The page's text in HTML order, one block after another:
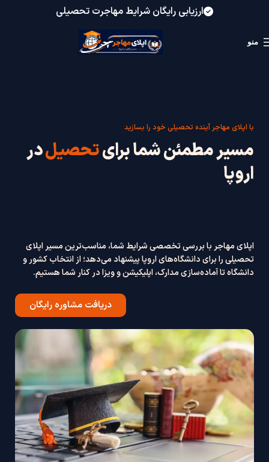
ارزیابی رایگان شرایط مهاجرت تحصیلی
منو
با اپلای مهاجر آینده تحصیلی خود را بسازید
مسیر مطمئن شما برایتحصیلدر
اروپا
اپلای مهاجر با بررسی تخصصی شرایط شما، مناسب‌ترین مسیر اپلای
تحصیلی را برای دانشگاه‌های اروپا پیشنهاد می‌دهد؛ از انتخاب کشور و
دانشگاه تا آماده‌سازی مدارک، اپلیکیشن و ویزا در کنار شما هستیم.
دریافت مشاوره رایگان